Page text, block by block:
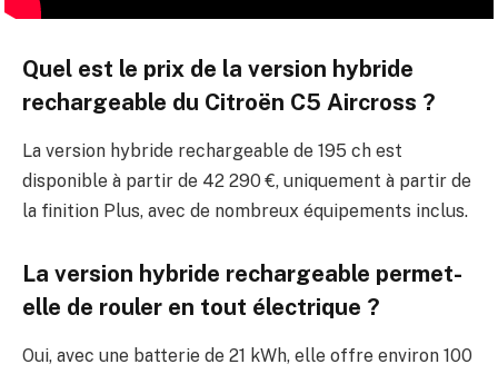
Quel est le prix de la version hybride
rechargeable du Citroën C5 Aircross ?
La version hybride rechargeable de 195 ch est
disponible à partir de 42 290 €, uniquement à partir de
la finition Plus, avec de nombreux équipements inclus.
La version hybride rechargeable permet-
elle de rouler en tout électrique ?
Oui, avec une batterie de 21 kWh, elle offre environ 100